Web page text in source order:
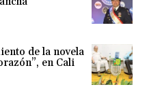
de la novela
en Cali